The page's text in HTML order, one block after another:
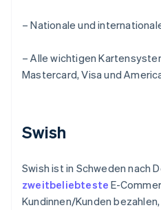
– Nationale und
– Alle wichtigen
Mastercard, Visa und
Swish
Swish ist in Schweden nach
zweitbeliebteste E-
Kundinnen/Kunden